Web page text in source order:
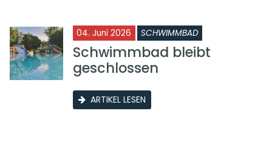
04. Juni 2026 SCHWIMMBAD
Schwimmbad bleibt
geschlossen
ARTIKEL LESEN